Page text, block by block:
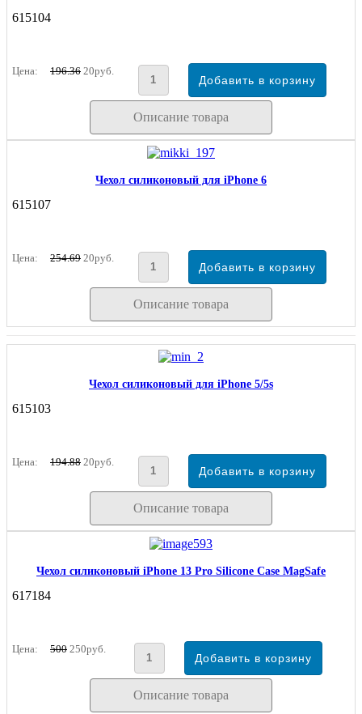
615104
Цена: 196.36 20руб.
Описание товара
Чехол силиконовый для iPhone 6
615107
Цена: 254.69 20руб.
Описание товара
Чехол силиконовый для iPhone 5/5s
615103
Цена: 194.88 20руб.
Описание товара
Чехол силиконовый iPhone 13 Pro Silicone Case MagSafe
617184
Цена: 500 250руб.
Описание товара